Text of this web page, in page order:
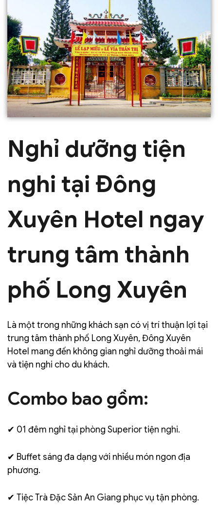
Nghỉ dưỡng tiện
nghi tại Đông
Xuyên Hotel ngay
trung tâm thành
phố Long Xuyên
Là một trong những khách sạn có vị trí thuận lợi tại
trung tâm thành phố Long Xuyên, Đông Xuyên
Hotel mang đến không gian nghỉ dưỡng thoải mái
và tiện nghi cho du khách.
Combo bao gồm:
✔ 01 đêm nghỉ tại phòng Superior tiện nghi.
✔ Buffet sáng đa dạng với nhiều món ngon địa
phương.
✔ Tiệc Trà Đặc Sản An Giang phục vụ tận phòng.